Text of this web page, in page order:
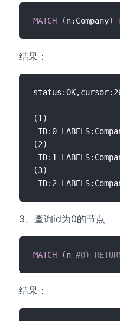
MATCH (n:Company)
结果：
ID:0
ID:1
3、查询id为0的节点
MATCH (n #0)
结果：